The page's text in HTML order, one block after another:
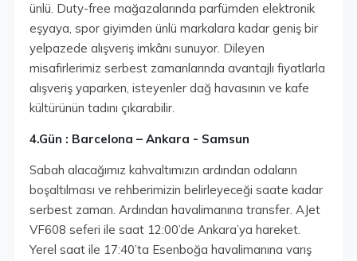
ünlü. Duty-free mağazalarında parfümden elektronik
eşyaya, spor giyimden ünlü markalara kadar geniş bir
yelpazede alışveriş imkânı sunuyor. Dileyen
misafirlerimiz serbest zamanlarında avantajlı fiyatlarla
alışveriş yaparken, isteyenler dağ havasının ve kafe
kültürünün tadını çıkarabilir.
4.Gün : Barcelona – Ankara - Samsun
Sabah alacağımız kahvaltımızın ardından odaların
boşaltılması ve rehberimizin belirleyeceği saate kadar
serbest zaman. Ardından havalimanına transfer. AJet
VF608 seferi ile saat 12:00’de Ankara’ya hareket.
Yerel saat ile 17:40’ta Esenboğa havalimanına varış